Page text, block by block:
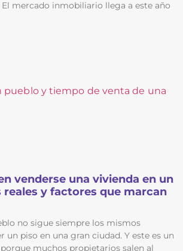
mercado inmobiliario llega a este año
venderse una vivienda en un
reales y factores que marcan
no sigue siempre los mismos
un piso en una gran ciudad. Y este es un
muchos propietarios salen al